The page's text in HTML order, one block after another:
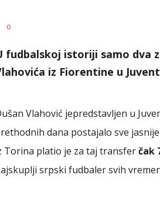
AUTOR
0
fudbalskoj istoriji samo dva
iz Fiorentine u
Vlahović jepredstavljen u
dana postajalo sve
Torina platio je za taj transferčak
srpski fudbaler svih